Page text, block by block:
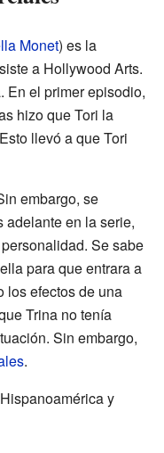
Monet) es la
a Hollywood Arts.
En el primer episodio,
hizo que Tori la
llevó a que Tori
embargo, se
adelante en la serie,
Se sabe
para que entrara a
los efectos de una
Trina no tenía
Sin embargo,
.
y